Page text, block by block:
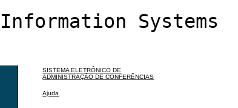
Systems
SISTEMA ELETRÔNICO DE
ADMINISTRAÇÃO DE CONFERÊNCIAS
Ajuda